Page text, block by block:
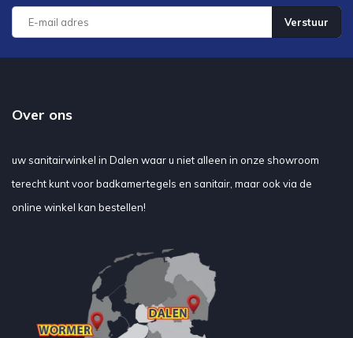
Verstuur
Over ons
uw sanitairwinkel in Dalen waar u niet alleen in onze showroom
terecht kunt voor badkamertegels en sanitair, maar ook via de
online winkel kan bestellen!